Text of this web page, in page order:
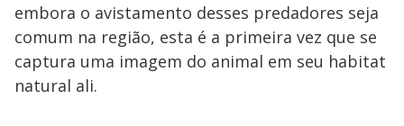
embora o avistamento desses predadores seja
comum na região, esta é a primeira vez que se
captura uma imagem do animal em seu habitat
natural ali.